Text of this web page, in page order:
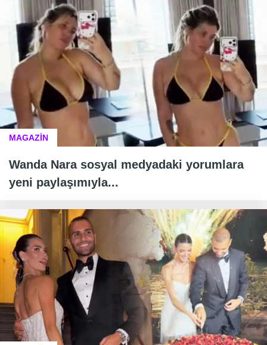
MAGAZİN
Wanda Nara sosyal medyadaki yorumlara
yeni paylaşımıyla...